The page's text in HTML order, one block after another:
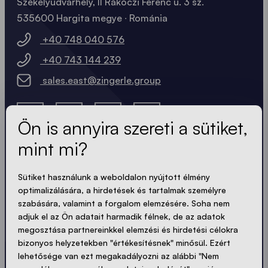
A legfrissebb hírek.
Mindig naprakész. Nincs spam! Rövid, ropogós és
tömör. Akárcsak a sátraink.
535600 Hargita megye ∙ Románia
+40 748 040 576
+40 743 144 239
sales.east@zingerle.group
Ön is annyira szereti a sütiket,
mint mi?
Sütiket használunk a weboldalon nyújtott élmény
optimalizálására, a hirdetések és tartalmak személyre
szabására, valamint a forgalom elemzésére. Soha nem
adjuk el az Ön adatait harmadik félnek, de az adatok
megosztása partnereinkkel elemzési és hirdetési célokra
bizonyos helyzetekben "értékesítésnek" minősül. Ezért
lehetősége van ezt megakadályozni az alábbi "Nem